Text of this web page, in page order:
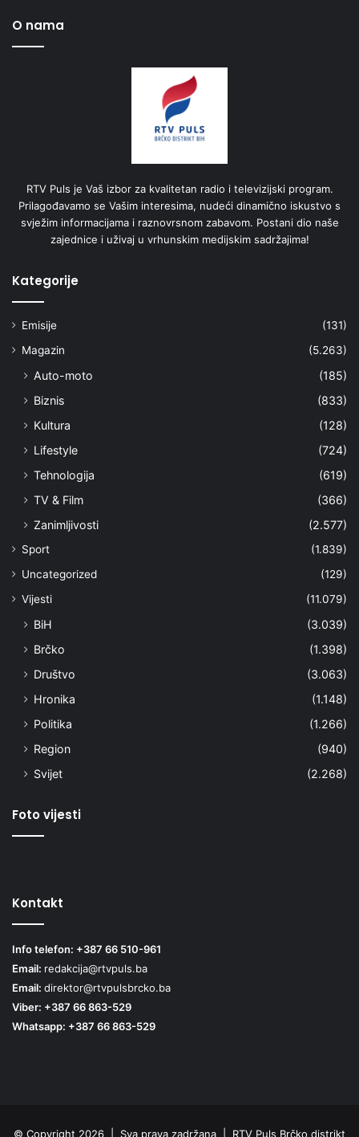
O nama
RTV Puls je Vaš izbor za kvalitetan radio i televizijski program.
Prilagođavamo se Vašim interesima, nudeći dinamično iskustvo s
svježim informacijama i raznovrsnom zabavom. Postani dio naše
zajednice i uživaj u vrhunskim medijskim sadržajima!
Kategorije
Emisije
(131)
Magazin
(5.263)
Auto-moto
(185)
Biznis
(833)
Kultura
(128)
Lifestyle
(724)
Tehnologija
(619)
TV & Film
(366)
Zanimljivosti
(2.577)
Sport
(1.839)
Uncategorized
(129)
Vijesti
(11.079)
BiH
(3.039)
Brčko
(1.398)
Društvo
(3.063)
Hronika
(1.148)
Politika
(1.266)
Region
(940)
Svijet
(2.268)
Foto vijesti
Kontakt
Info telefon: +387 66 510-961
Email: redakcija@rtvpuls.ba
Email: direktor@rtvpulsbrcko.ba
Viber: +387 66 863-529
Whatsapp: +387 66 863-529
© Copyright 2026 | Sva prava zadržana | RTV Puls Brčko distrikt